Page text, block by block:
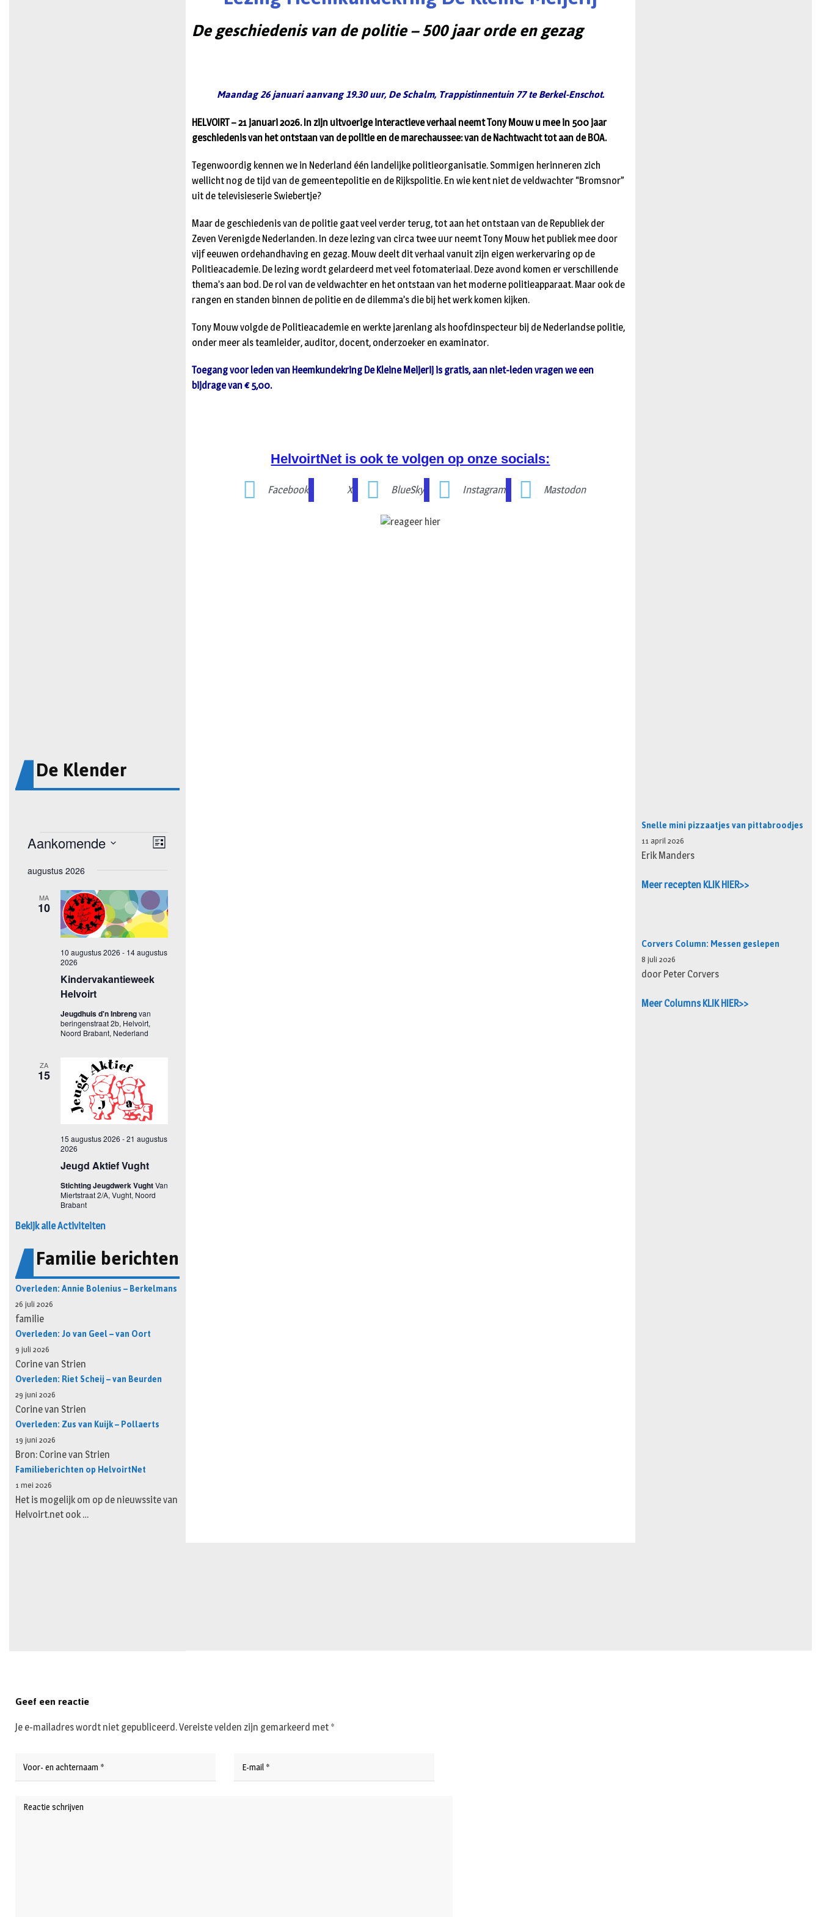
De Klender
Bekijk alle Activiteiten
Familie berichten
Overleden: Annie Bolenius – Berkelmans
26 juli 2026
familie
Overleden: Jo van Geel – van Oort
9 juli 2026
Corine van Strien
Overleden: Riet Scheij – van Beurden
29 juni 2026
Corine van Strien
Overleden: Zus van Kuijk – Pollaerts
19 juni 2026
Bron: Corine van Strien
Familieberichten op HelvoirtNet
1 mei 2026
Het is mogelijk om op de nieuwssite van
Helvoirt.net ook …
De geschiedenis van de politie – 500 jaar orde en gezag
Maandag 26 januari aanvang 19.30 uur, De Schalm, Trappistinnentuin 77 te Berkel-Enschot.
HELVOIRT – 21 januari 2026. In zijn uitvoerige interactieve verhaal neemt Tony Mouw u mee in 500 jaar
geschiedenis van het ontstaan van de politie en de marechaussee: van de Nachtwacht tot aan de BOA.
Tegenwoordig kennen we in Nederland één landelijke politieorganisatie. Sommigen herinneren zich
wellicht nog de tijd van de gemeentepolitie en de Rijkspolitie. En wie kent niet de veldwachter “Bromsnor”
uit de televisieserie Swiebertje?
Maar de geschiedenis van de politie gaat veel verder terug, tot aan het ontstaan van de Republiek der
Zeven Verenigde Nederlanden. In deze lezing van circa twee uur neemt Tony Mouw het publiek mee door
vijf eeuwen ordehandhaving en gezag. Mouw deelt dit verhaal vanuit zijn eigen werkervaring op de
Politieacademie. De lezing wordt gelardeerd met veel fotomateriaal. Deze avond komen er verschillende
thema’s aan bod. De rol van de veldwachter en het ontstaan van het moderne politieapparaat. Maar ook de
rangen en standen binnen de politie en de dilemma’s die bij het werk komen kijken.
Tony Mouw volgde de Politieacademie en werkte jarenlang als hoofdinspecteur bij de Nederlandse politie,
onder meer als teamleider, auditor, docent, onderzoeker en examinator.
Toegang voor leden van Heemkundekring De Kleine Meijerij is gratis, aan niet-leden vragen we een
bijdrage van € 5,00.
HelvoirtNet is ook te volgen op onze socials:
Facebook X BlueSky Instagram Mastodon
Snelle mini pizzaatjes van pittabroodjes
11 april 2026
Erik Manders
Meer recepten KLIK HIER>>
Corvers Column: Messen geslepen
8 juli 2026
door Peter Corvers
Meer Columns KLIK HIER>>
Geef een reactie
Je e-mailadres wordt niet gepubliceerd.Vereiste velden zijn gemarkeerd met *